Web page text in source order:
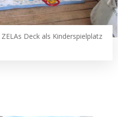
Deck als Kinderspielplatz